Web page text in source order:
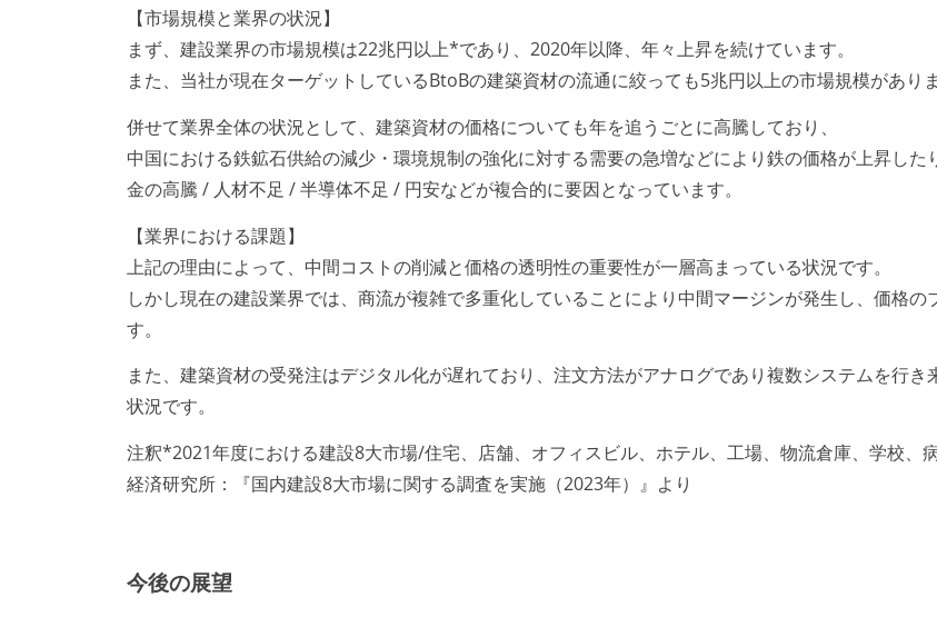
【市場規模と業界の状況】
まず、建設業界の市場規模は22兆円以上*であり、2020年以降、年々上昇を続けています。
また、当社が現在ターゲットしているBtoBの建築資材の流通に絞っても5兆円以上の市場規模がありま
併せて業界全体の状況として、建築資材の価格についても年を追うごとに高騰しており、
中国における鉄鉱石供給の減少・環境規制の強化に対する需要の急増などにより鉄の価格が上昇し
金の高騰 / 人材不足 / 半導体不足 / 円安などが複合的に要因となっています。
【業界における課題】
上記の理由によって、中間コストの削減と価格の透明性の重要性が一層高まっている状況です。
しかし現在の建設業界では、商流が複雑で多重化していることにより中間マージンが発生し、価格
す。
また、建築資材の受発注はデジタル化が遅れており、注文方法がアナログであり複数システムを行
状況です。
注釈*2021年度における建設8大市場/住宅、店舗、オフィスビル、ホテル、工場、物流倉庫、学校、
経済研究所：『国内建設8大市場に関する調査を実施（2023年）』より
今後の展望